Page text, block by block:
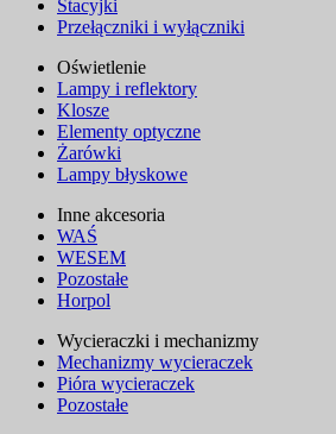
Stacyjki
Przełączniki i wyłączniki
Oświetlenie
Lampy i reflektory
Klosze
Elementy optyczne
Żarówki
Lampy błyskowe
Inne akcesoria
WAŚ
WESEM
Pozostałe
Horpol
Wycieraczki i mechanizmy
Mechanizmy wycieraczek
Pióra wycieraczek
Pozostałe